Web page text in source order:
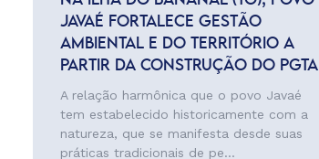
JAVAÉ FORTALECE GESTÃO
AMBIENTAL E DO TERRITÓRIO A
PARTIR DA CONSTRUÇÃO DO PGTA
A relação harmônica que o povo Javaé
tem estabelecido historicamente com a
natureza, que se manifesta desde suas
práticas tradicionais de pe...